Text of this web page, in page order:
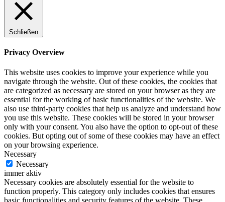
Schließen
Privacy Overview
This website uses cookies to improve your experience while you
navigate through the website. Out of these cookies, the cookies that
are categorized as necessary are stored on your browser as they are
essential for the working of basic functionalities of the website. We
also use third-party cookies that help us analyze and understand how
you use this website. These cookies will be stored in your browser
only with your consent. You also have the option to opt-out of these
cookies. But opting out of some of these cookies may have an effect
on your browsing experience.
Necessary
Necessary
immer aktiv
Necessary cookies are absolutely essential for the website to
function properly. This category only includes cookies that ensures
basic functionalities and security features of the website. These